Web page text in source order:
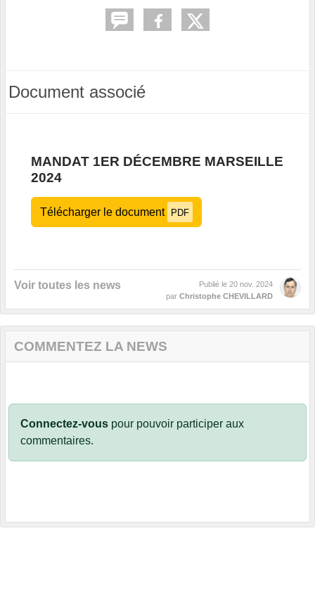
Document associé
MANDAT 1ER DÉCEMBRE MARSEILLE
2024
Télécharger le document PDF
Voir toutes les news Publié le 20 nov. 2024
par Christophe CHEVILLARD
COMMENTEZ LA NEWS
Connectez-vous pour pouvoir participer aux
commentaires.